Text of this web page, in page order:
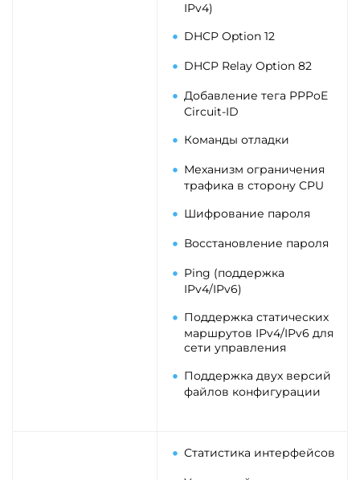
IPv4)
DHCP Option 12
DHCP Relay Option 82
Добавление тега PPPoE
Circuit-ID
Команды отладки
Механизм ограничения
трафика в сторону CPU
Шифрование пароля
Восстановление пароля
Ping (поддержка
IPv4/IPv6)
Поддержка статических
маршрутов IPv4/IPv6 для
сети управления
Поддержка двух версий
файлов конфигурации
Статистика интерфейсов